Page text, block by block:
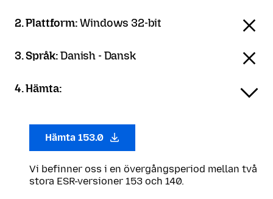
2. Plattform:Windows 32-bit
3. Språk:Danish - Dansk
4. Hämta:
Hämta 153.0
Vi befinner oss i en övergångsperiod mellan två
stora ESR-versioner 153 och 140.